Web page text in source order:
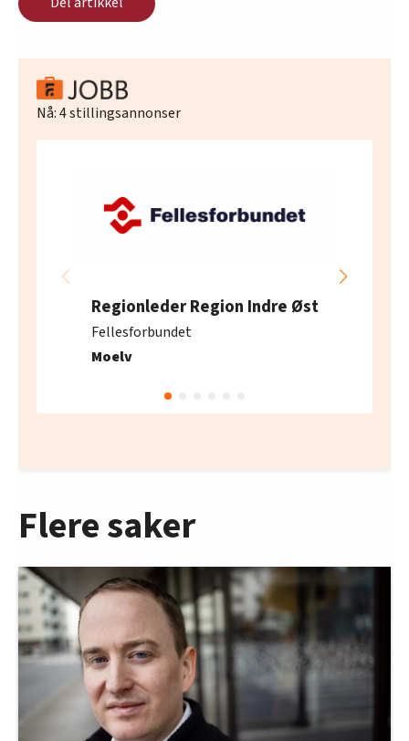
Nå:4stillingsannonser
Regionleder Region Indre Øst
Fellesforbundet
Moelv
Flere saker